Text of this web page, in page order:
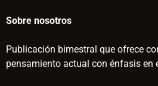
Sobre nosotros
Publicación bimestral que ofrece
pensamiento actual con énfasis en